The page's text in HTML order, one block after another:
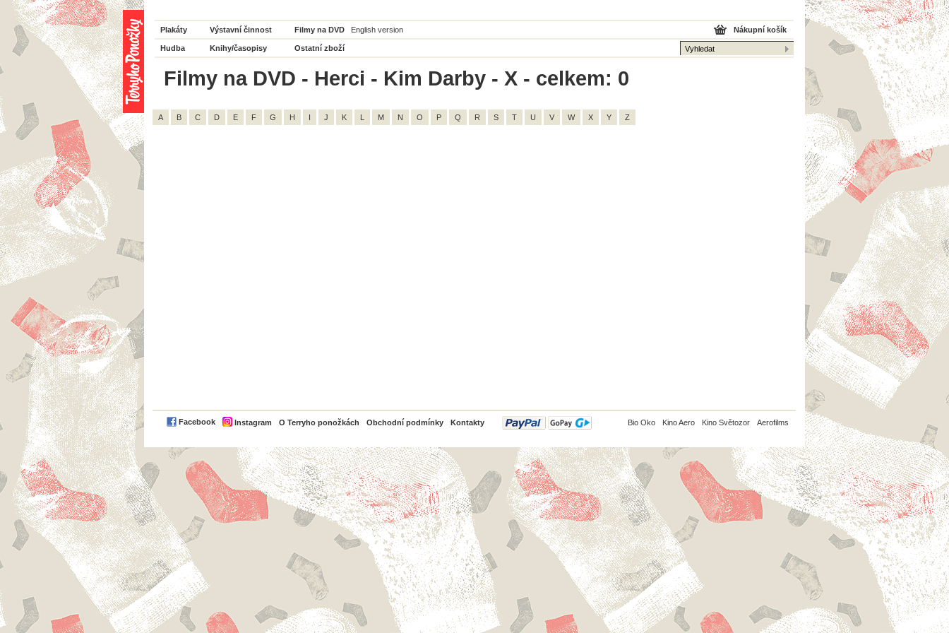
Plakáty Výstavní činnost Filmy na DVD English version
Hudba Knihy/časopisy Ostatní zboží
Nákupní košík
Filmy na DVD - Herci - Kim Darby - X - celkem: 0
A B C D E F G H I J K L M N O P Q R S T U V W X Y Z
Facebook Instagram O Terryho ponožkách Obchodní podmínky Kontakty
PayPal Bio Oko Kino Aero Kino Světozor Aerofilms